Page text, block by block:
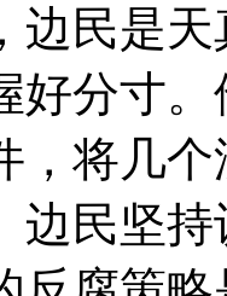
边民是
好分寸
，将几
边民坚